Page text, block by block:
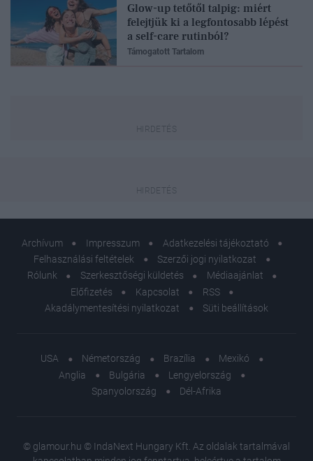
Glow-up tetőtől talpig: miért
felejtjük ki a legfontosabb lépést
a self-care rutinból?
Támogatott Tartalom
Archívum Impresszum
Adatkezelési tájékoztató
Felhasználási feltételek
Szerzői jogi nyilatkozat
Rólunk
Szerkesztőségi küldetés
Médiaajánlat
Előfizetés
Kapcsolat
RSS
Akadálymentesítési nyilatkozat
Süti beállítások
USA Németország Brazília
Mexikó
Anglia
Bulgária
Lengyelország
Spanyolország
Dél-Afrika
© glamour.hu © IndaNext Hungary Kft. Az oldalak tartalmával